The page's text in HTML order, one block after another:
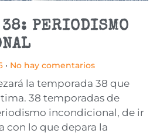
38: PERIODISMO
No hay comentarios
la temporada 38 que
38 temporadas de
incondicional, de ir
con lo que depara la